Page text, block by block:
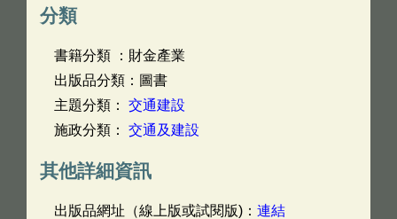
分類
書籍分類 ：財金產業
出版品分類：圖書
主題分類： 交通建設
施政分類： 交通及建設
其他詳細資訊
出版品網址（線上版或試閱版)： 連結